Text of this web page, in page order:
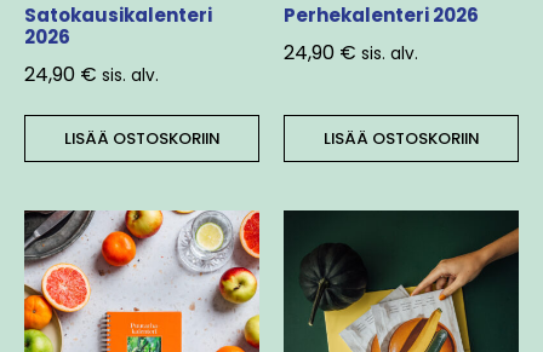
Satokausikalenteri
2026
24,90 € sis. alv.
LISÄÄ OSTOSKORIIN
Perhekalenteri 2026
24,90 € sis. alv.
LISÄÄ OSTOSKORIIN